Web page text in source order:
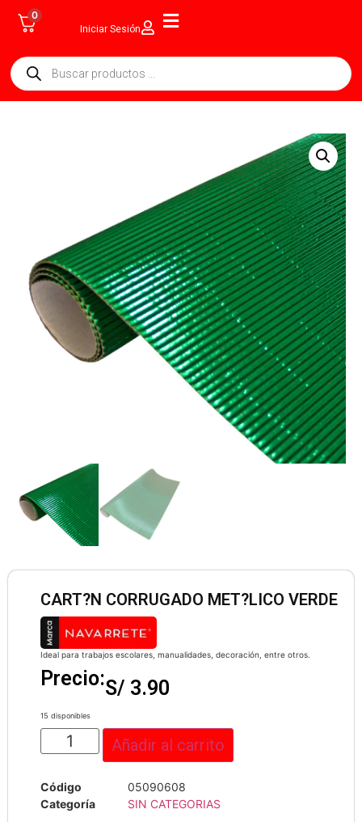
0
Iniciar Sesión
CART?N CORRUGADO MET?LICO VERDE
Ideal para trabajos escolares, manualidades, decoración, entre otros.
Precio:S/ 3.90
15 disponibles
Añadir al carrito
Código
05090608
Categoría
SIN CATEGORIAS